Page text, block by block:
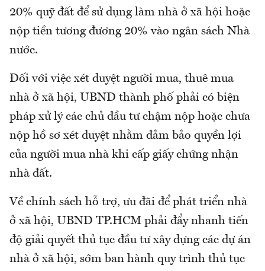
20% quỹ đất để sử dụng làm nhà ở xã hội hoặc
nộp tiền tương đương 20% vào ngân sách Nhà
nước.
Đối với việc xét duyệt người mua, thuê mua
nhà ở xã hội, UBND thành phố phải có biện
pháp xử lý các chủ đầu tư chậm nộp hoặc chưa
nộp hồ sơ xét duyệt nhằm đảm bảo quyền lợi
của người mua nhà khi cấp giấy chứng nhận
nhà đất.
Về chính sách hỗ trợ, ưu đãi để phát triển nhà
ở xã hội, UBND TP.HCM phải đẩy nhanh tiến
độ giải quyết thủ tục đầu tư xây dựng các dự án
nhà ở xã hội, sớm ban hành quy trình thủ tục